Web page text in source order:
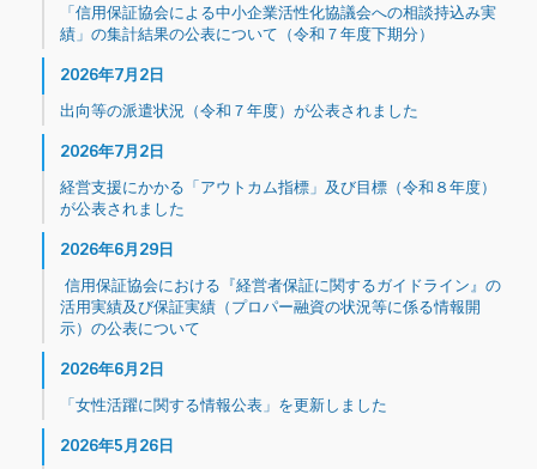
「信用保証協会による中小企業活性化協議会への相談持込み実
績」の集計結果の公表について（令和７年度下期分）
2026年7月2日
出向等の派遣状況（令和７年度）が公表されました
2026年7月2日
経営支援にかかる「アウトカム指標」及び目標（令和８年度）
が公表されました
2026年6月29日
信用保証協会における『経営者保証に関するガイドライン』の
活用実績及び保証実績（プロパー融資の状況等に係る情報開
示）の公表について
2026年6月2日
「女性活躍に関する情報公表」を更新しました
2026年5月26日